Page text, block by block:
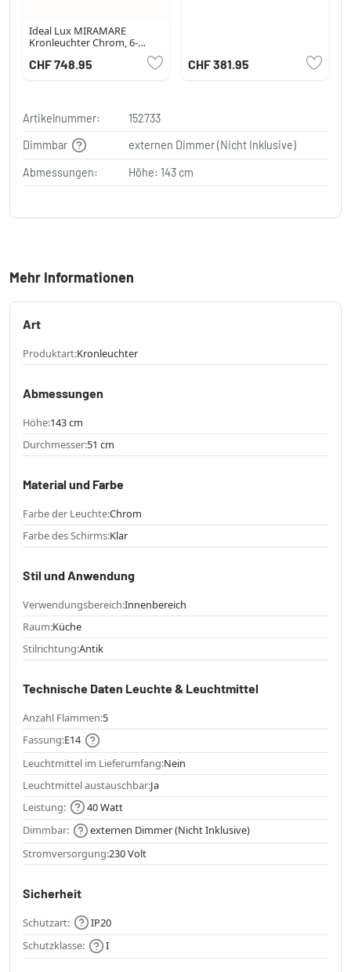
Ideal Lux MIRAMARE
Kronleuchter Chrom, 6-
CHF 748.95 CHF 381.95
Artikelnummer:
152733
Dimmbar
externen Dimmer (Nicht Inklusive)
Abmessungen: Höhe: 143 cm
Mehr Informationen
Art
Produktart:Kronleuchter
Abmessungen
Höhe:143 cm
Durchmesser:51 cm
Material und Farbe
Farbe der Leuchte:Chrom
Farbe des Schirms:Klar
Stil und Anwendung
Verwendungsbereich:Innenbereich
Raum:Küche
Stilrichtung:Antik
Technische Daten Leuchte & Leuchtmittel
Anzahl Flammen:5
Fassung:E14
Leuchtmittel im Lieferumfang:Nein
Leuchtmittel austauschbar:Ja
Leistung:
40 Watt
Dimmbar:
externen Dimmer (Nicht Inklusive)
Stromversorgung:230 Volt
Sicherheit
Schutzart:
IP20
Schutzklasse:
I